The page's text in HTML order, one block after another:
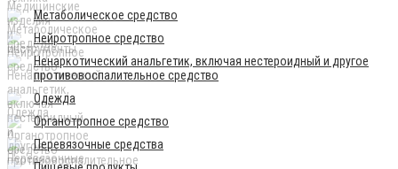
Метаболическое средство
Нейротропное средство
Ненаркотический анальгетик, включая нестероидный и другое
противовоспалительное средство
Одежда
Органотропное средство
Перевязочные средства